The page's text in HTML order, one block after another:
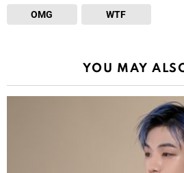
OMG WTF
YOU MAY